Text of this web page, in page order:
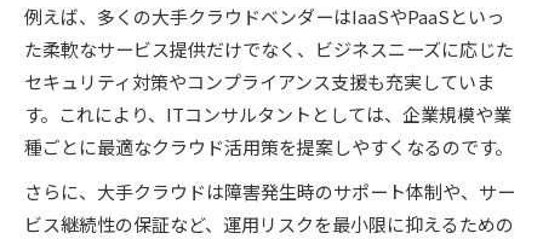
例えば、多くの大手クラウドベンダーはIaaSやPaaSといっ
た柔軟なサービス提供だけでなく、ビジネスニーズに応じた
セキュリティ対策やコンプライアンス支援も充実していま
す。これにより、ITコンサルタントとしては、企業規模や業
種ごとに最適なクラウド活用策を提案しやすくなるのです。
さらに、大手クラウドは障害発生時のサポート体制や、サー
ビス継続性の保証など、運用リスクを最小限に抑えるための